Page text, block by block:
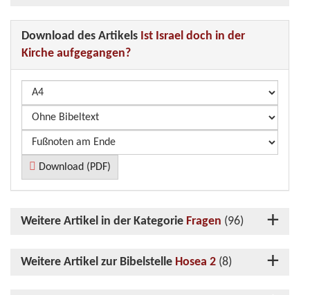
Download des Artikels Ist Israel doch in der
Kirche aufgegangen?
Download (PDF)
Weitere Artikel in der Kategorie Fragen (96)
Weitere Artikel zur Bibelstelle Hosea 2 (8)